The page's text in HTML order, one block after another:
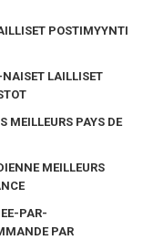
POSTIMYYNTI
LAILLISET
MEILLEURS PAYS DE
MEILLEURS
PAR-
PAR